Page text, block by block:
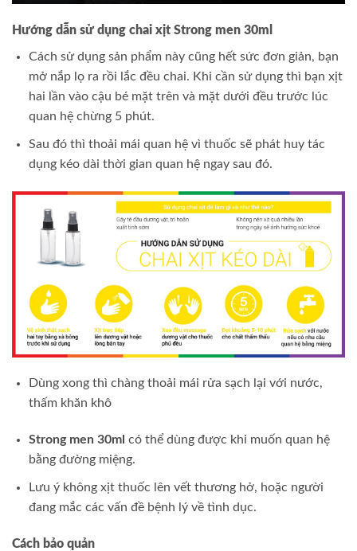
Hướng dẫn sử dụng chai xịt Strong men 30ml
Cách sử dụng sản phẩm này cũng hết sức đơn giản, bạn
mở nắp lọ ra rồi lắc đều chai. Khi cần sử dụng thì bạn xịt
hai lần vào cậu bé mặt trên và mặt dưới đều trước lúc
quan hệ chừng 5 phút.
Sau đó thì thoải mái quan hệ vì thuốc sẽ phát huy tác
dụng kéo dài thời gian quan hệ ngay sau đó.
Dùng xong thì chàng thoải mái rửa sạch lại với nước,
thấm khăn khô
Strong men 30ml có thể dùng được khi muốn quan hệ
bằng đường miệng.
Lưu ý không xịt thuốc lên vết thương hở, hoặc người
đang mắc các vấn đề bệnh lý về tình dục.
Cách bảo quản